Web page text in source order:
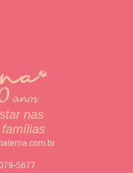
nas
5677